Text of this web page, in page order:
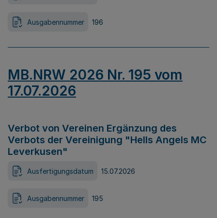
Ausgabennummer 196
MB.NRW 2026 Nr. 195 vom
17.07.2026
Verbot von Vereinen Ergänzung des
Verbots der Vereinigung "Hells Angels MC
Leverkusen"
Ausfertigungsdatum 15.07.2026
Ausgabennummer 195